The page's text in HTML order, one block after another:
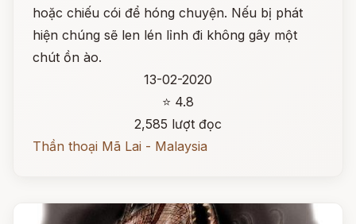
hoặc chiếu cói để hóng chuyện. Nếu bị phát
hiện chúng sẽ len lén lỉnh đi không gây một
chút ồn ào.
13-02-2020
⭐ 4.8
2,585 lượt đọc
Thần thoại Mã Lai - Malaysia